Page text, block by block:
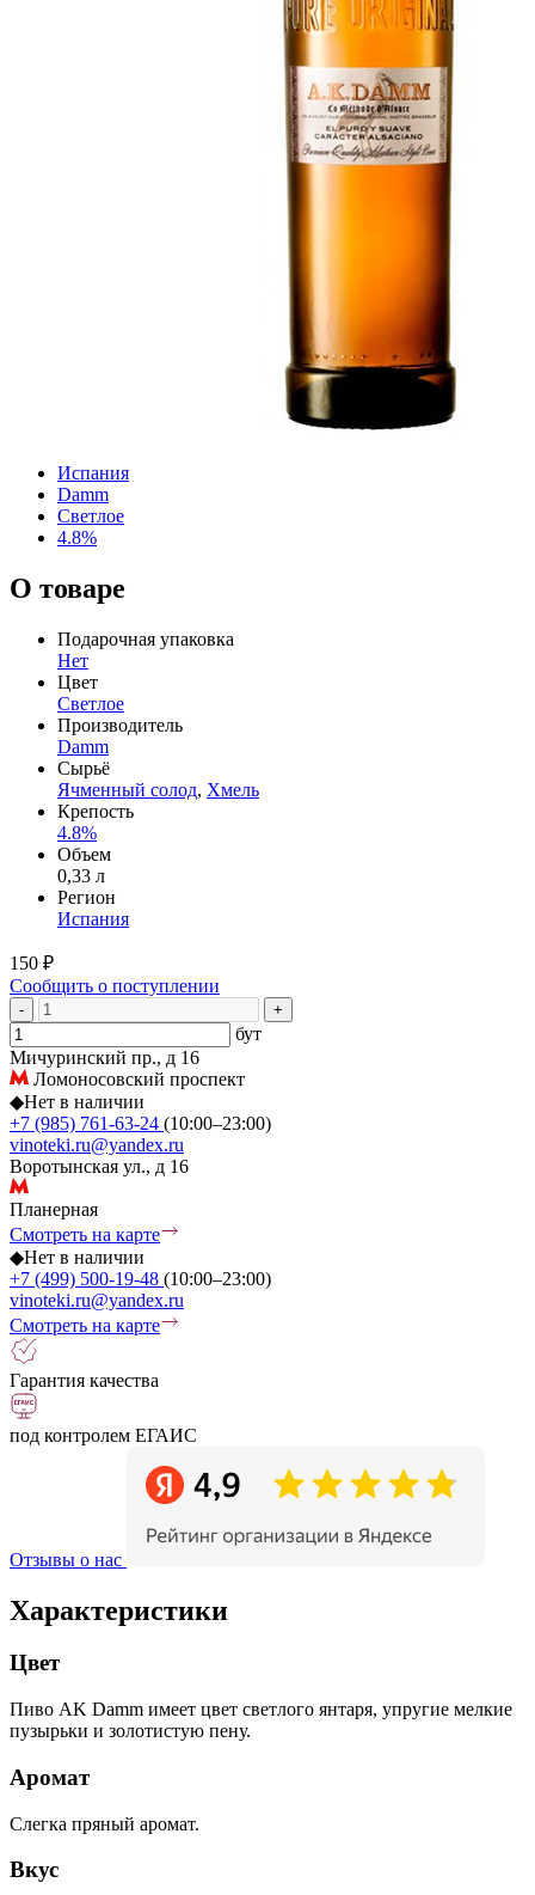
Испания
Damm
Светлое
4.8%
О товаре
Подарочная упаковка
Нет
Цвет
Светлое
Производитель
Damm
Сырьё
Ячменный солод, Хмель
Крепость
4.8%
Объем
0,33 л
Регион
Испания
150 ₽
Сообщить о поступлении
- +
бут
Мичуринский пр., д 16
Ломоносовский проспект
◆Нет в наличии
+7 (985) 761-63-24 (10:00–23:00)
vinoteki.ru@yandex.ru
Воротынская ул., д 16
Планерная
Смотреть на карте
◆Нет в наличии
+7 (499) 500-19-48 (10:00–23:00)
vinoteki.ru@yandex.ru
Смотреть на карте
Гарантия качества
под контролем ЕГАИС
Отзывы о нас
Характеристики
Цвет
Пиво AK Damm имеет цвет светлого янтаря, упругие мелкие
пузырьки и золотистую пену.
Аромат
Слегка пряный аромат.
Вкус